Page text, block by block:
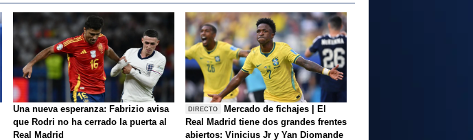
Una nueva esperanza: Fabrizio avisa
que Rodri no ha cerrado la puerta al
Real Madrid
DIRECTO
Mercado de fichajes | El
Real Madrid tiene dos grandes frentes
abiertos: Vinicius Jr y Yan Diomande